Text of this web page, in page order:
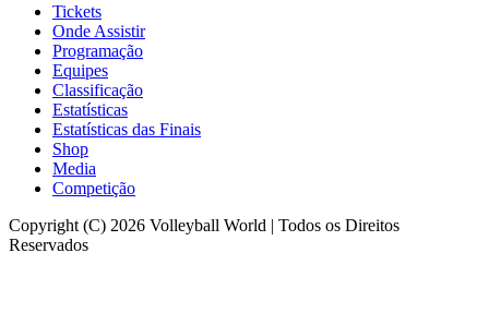
Tickets
Onde Assistir
Programação
Equipes
Classificação
Estatísticas
Estatísticas das Finais
Shop
Media
Competição
Copyright (C) 2026 Volleyball World | Todos os Direitos
Reservados